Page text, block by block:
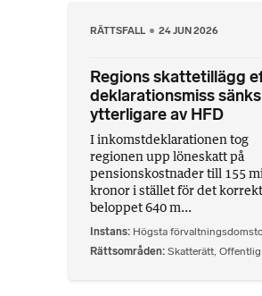
RÄTTSFALL 24 JUN 2026
Regions skattetillägg
deklarationsmiss sänks
ytterligare av HFD
I inkomstdeklarationen tog
regionen upp löneskatt på
pensionskostnader till 155
kronor i stället för det
beloppet 640 m...
Instans Högsta
Rättsområden Skatterätt